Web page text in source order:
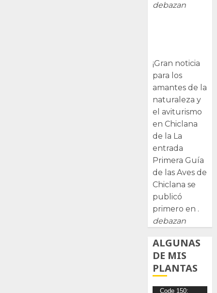
debazan
¡Gran noticia
para los
amantes de la
naturaleza y
el aviturismo
en Chiclana
de la La
entrada
Primera Guía
de las Aves de
Chiclana se
publicó
primero en .
debazan
ALGUNAS
DE MIS
PLANTAS
Code 150: